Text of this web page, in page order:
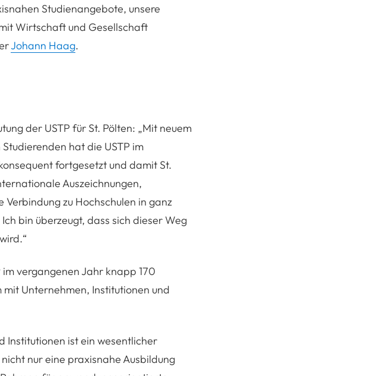
Studienangebote, unsere
Wirtschaft und Gesellschaft
Johann Haag.
der USTP für St. Pölten: „Mit neuem
hat die USTP im
fortgesetzt und damit St.
Auszeichnungen,
zu Hochschulen in ganz
bin überzeugt, dass sich dieser Weg
vergangenen Jahr knapp 170
Unternehmen, Institutionen und
Institutionen ist ein wesentlicher
nur eine praxisnahe Ausbildung